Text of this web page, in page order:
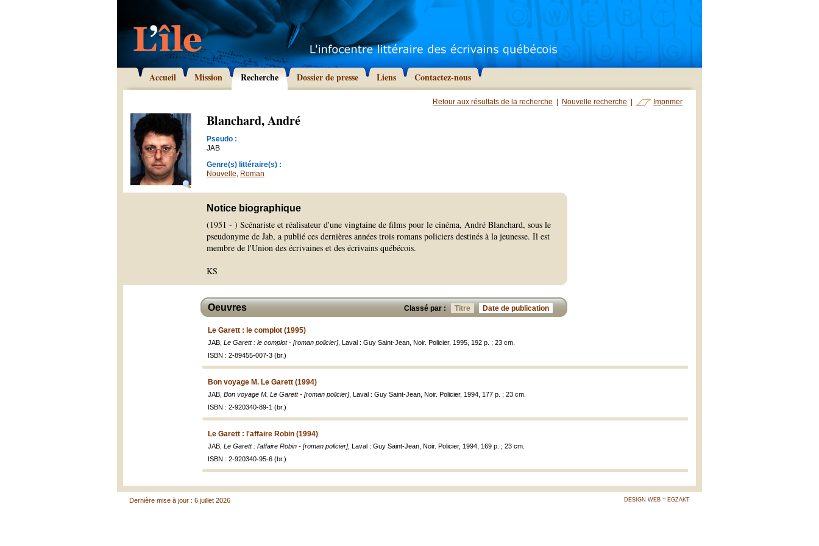
Accueil Mission Recherche Dossier de presse Liens Contactez-nous
Retour aux résultats de la recherche Nouvelle recherche Imprimer
Blanchard, André
Pseudo :
JAB
Genre(s) littéraire(s) :
Nouvelle, Roman
Notice biographique
(1951 - ) Scénariste et réalisateur d'une vingtaine de films pour le cinéma, André Blanchard, sous le
pseudonyme de Jab, a publié ces dernières années trois romans policiers destinés à la jeunesse. Il est
membre de l'Union des écrivaines et des écrivains québécois.
KS
Classé par : Titre Date de publication
Oeuvres
Le Garett : le complot (1995)
JAB, Le Garett : le complot - [roman policier], Laval : Guy Saint-Jean, Noir. Policier, 1995, 192 p. ; 23 cm.
ISBN : 2-89455-007-3 (br.)
Bon voyage M. Le Garett (1994)
JAB, Bon voyage M. Le Garett - [roman policier], Laval : Guy Saint-Jean, Noir. Policier, 1994, 177 p. ; 23 cm.
ISBN : 2-920340-89-1 (br.)
Le Garett : l'affaire Robin (1994)
JAB, Le Garett : l'affaire Robin - [roman policier], Laval : Guy Saint-Jean, Noir. Policier, 1994, 169 p. ; 23 cm.
ISBN : 2-920340-95-6 (br.)
DESIGN WEB = EGZAKT
Dernière mise à jour : 6 juillet 2026